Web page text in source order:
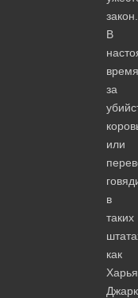
закон.
В
время
за
или
в
таких
как